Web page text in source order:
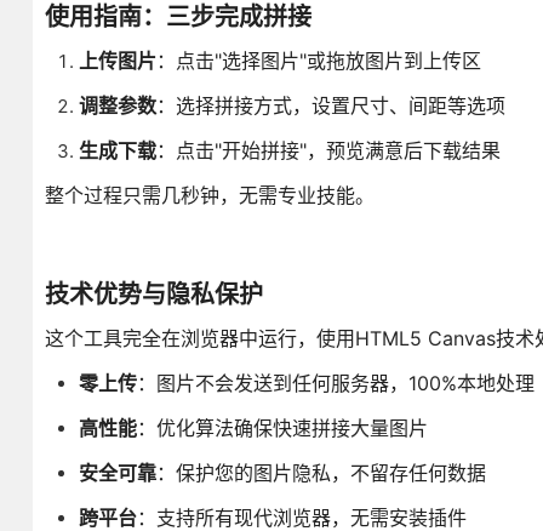
使用指南：三步完成拼接
上传图片：点击"选择图片"或拖放图片到上传区
调整参数：选择拼接方式，设置尺寸、间距等选项
生成下载：点击"开始拼接"，预览满意后下载结果
整个过程只需几秒钟，无需专业技能。
技术优势与隐私保护
这个工具完全在浏览器中运行，使用HTML5 Canvas技术
零上传：图片不会发送到任何服务器，100%本地处理
高性能：优化算法确保快速拼接大量图片
安全可靠：保护您的图片隐私，不留存任何数据
跨平台：支持所有现代浏览器，无需安装插件